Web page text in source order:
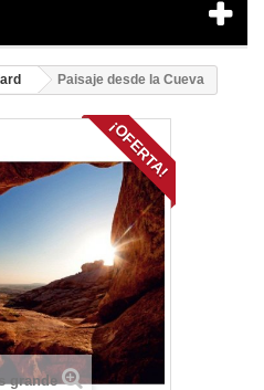
Paisaje desde la Cueva
¡OFERTA!
grande